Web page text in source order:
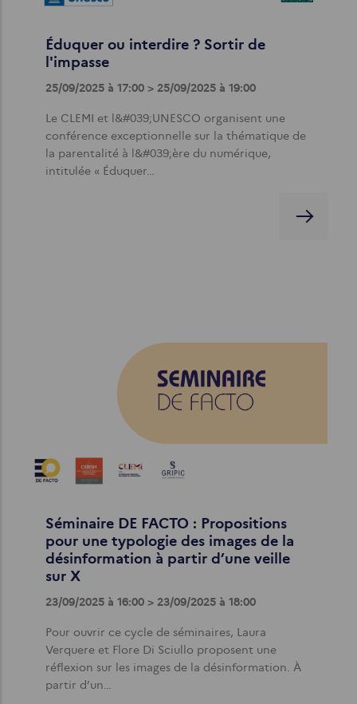
Éduquer ou interdire ? Sortir de
l'impasse
25/09/2025 à 17:00 > 25/09/2025 à 19:00
Le CLEMI et l&#039;UNESCO organisent une
conférence exceptionnelle sur la thématique de
la parentalité à l&#039;ère du numérique,
intitulée « Éduquer…
Séminaire DE FACTO : Propositions
pour une typologie des images de la
désinformation à partir d’une veille
sur X
23/09/2025 à 16:00 > 23/09/2025 à 18:00
Pour ouvrir ce cycle de séminaires, Laura
Verquere et Flore Di Sciullo proposent une
réflexion sur les images de la désinformation. À
partir d’un…